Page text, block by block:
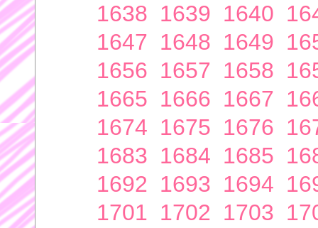
1638 1639 1640
1647 1648 1649
1656 1657 1658
1665 1666 1667
1674 1675 1676
1683 1684 1685
1692 1693 1694
1701 1702 1703